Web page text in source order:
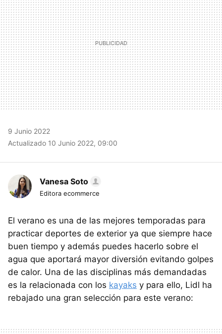
9 Junio 2022
Actualizado 10 Junio 2022, 09:00
Vanesa Soto
Editora ecommerce
El verano es una de las mejores temporadas para
practicar deportes de exterior ya que siempre hace
buen tiempo y además puedes hacerlo sobre el
agua que aportará mayor diversión evitando golpes
de calor. Una de las disciplinas más demandadas
es la relacionada con los kayaks y para ello, Lidl ha
rebajado una gran selección para este verano: